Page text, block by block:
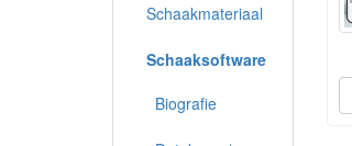
Schaakmateriaal
Schaaksoftware
Biografie